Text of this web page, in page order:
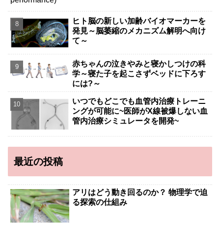
ヒト脳の新しい加齢バイオマーカーを
発見～脳萎縮のメカニズム解明へ向け
て～
赤ちゃんの泣きやみと寝かしつけの科
学～寝た子を起こさずベッドに下ろす
には?～
いつでもどこでも血管内治療トレーニ
ングが可能に~医師がX線被爆しない血
管内治療シミュレータを開発~
最近の投稿
アリはどう動き回るのか？ 物理学で迫
る探索の仕組み